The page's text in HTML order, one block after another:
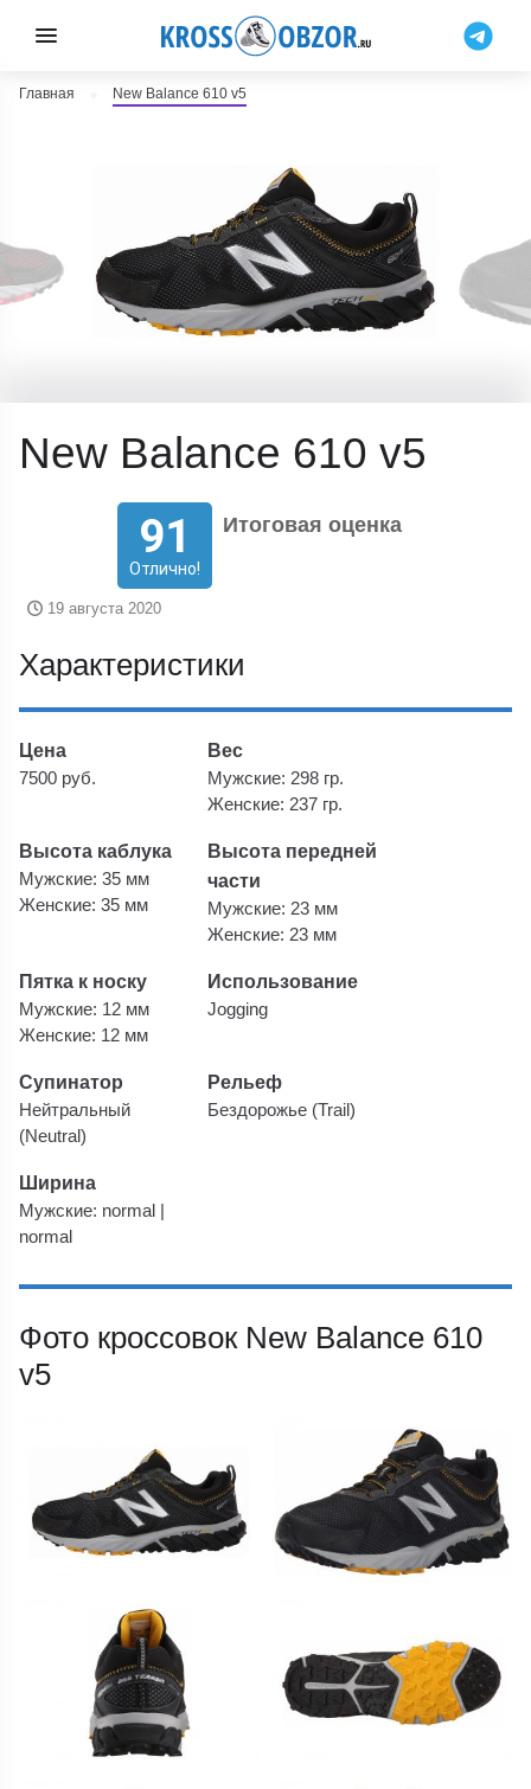
Главная New Balance 610 v5
New Balance 610 v5
91
Отлично!
Итоговая оценка
19 августа 2020
Характеристики
Цена
7500 руб.
Вес
Мужские: 298 гр.
Женские: 237 гр.
Высота каблука
Мужские: 35 мм
Женские: 35 мм
Высота передней
части
Мужские: 23 мм
Женские: 23 мм
Пятка к носку
Мужские: 12 мм
Женские: 12 мм
Использование
Jogging
Супинатор
Нейтральный
(Neutral)
Рельеф
Бездорожье (Trail)
Ширина
Мужские: normal |
normal
Фото кроссовок New Balance 610
v5